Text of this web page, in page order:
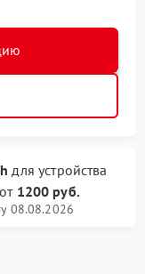
для устройства
от 1200 руб.
08.08.2026